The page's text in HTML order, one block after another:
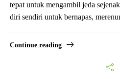
tepat untuk mengambil jeda
diri sendiri untuk bernapas,
Continue reading